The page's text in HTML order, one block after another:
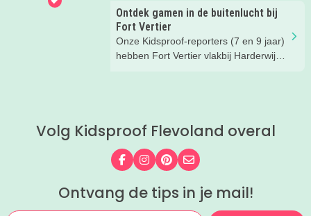
bij een klimbos van Fun Forest en heel
eerlijk... wij hadden niet verwacht dat
we zóveel zouden lachen. En het gaf
een flinke boost aan ons
Ontdek gamen in de buitenlucht bij
Fort Vertier
Onze Kidsproof-reporters (7 en 9 jaar)
hebben Fort Vertier vlakbij Harderwijk
Volg Kidsproof Flevoland overal
Volg ons op Facebook
Volg ons op Instagram
Volg ons op Pinterest
Mail ons
Ontvang de tips in je mail!